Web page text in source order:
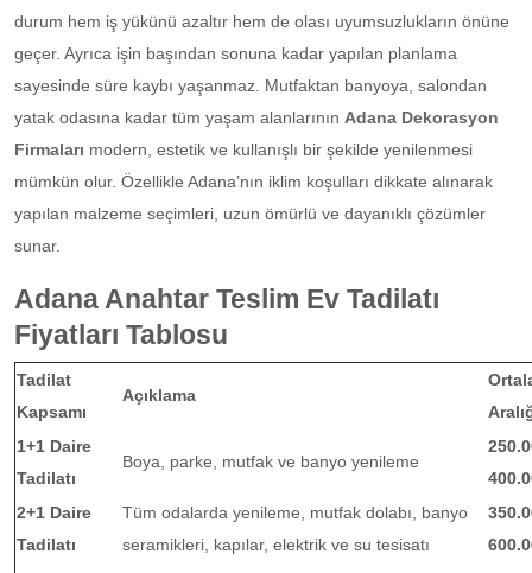
durum hem iş yükünü azaltır hem de olası uyumsuzlukların önüne
geçer. Ayrıca işin başından sonuna kadar yapılan planlama
sayesinde süre kaybı yaşanmaz. Mutfaktan banyoya, salondan
yatak odasına kadar tüm yaşam alanlarının Adana Dekorasyon
Firmaları modern, estetik ve kullanışlı bir şekilde yenilenmesi
mümkün olur. Özellikle Adana’nın iklim koşulları dikkate alınarak
yapılan malzeme seçimleri, uzun ömürlü ve dayanıklı çözümler
sunar.
Adana Anahtar Teslim Ev Tadilatı
Fiyatları Tablosu
Tadilat
Kapsamı
Açıklama
1+1 Daire
Tadilatı
Boya, parke, mutfak ve banyo yenileme
2+1 Daire
Tadilatı
Tüm odalarda yenileme, mutfak dolabı, banyo
seramikleri, kapılar, elektrik ve su tesisatı